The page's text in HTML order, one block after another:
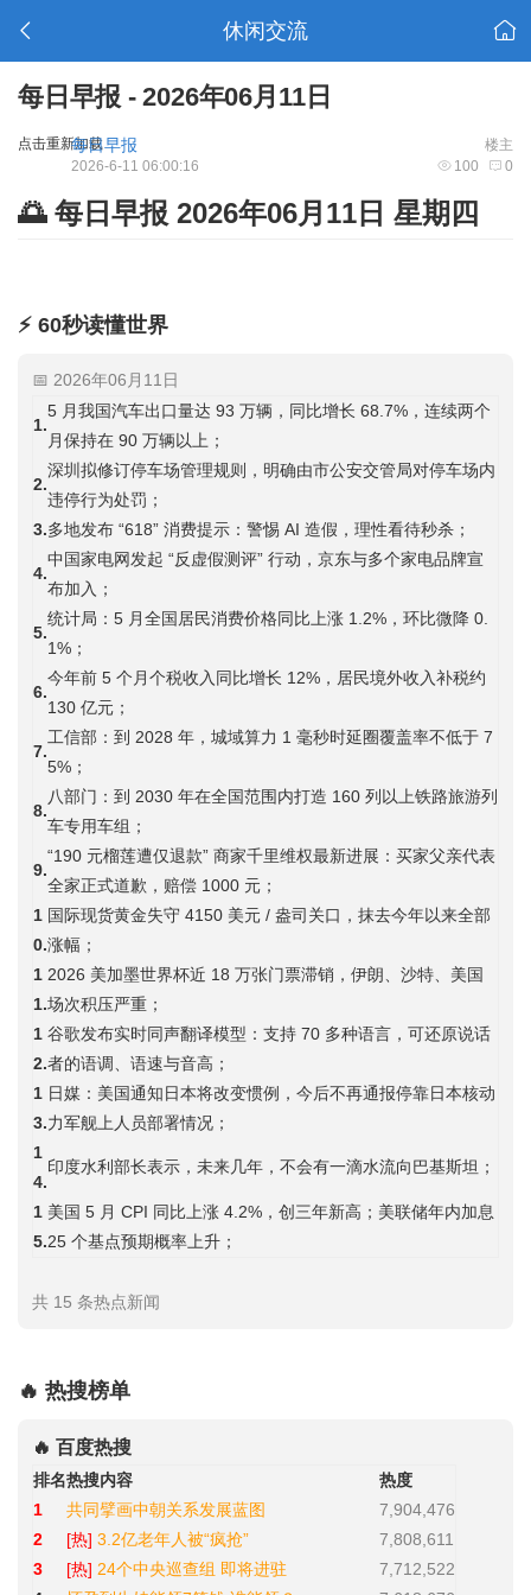
休闲交流
每日早报 - 2026年06月11日
点击重新加载 楼主
每日早报
100 0
2026-6-11 06:00:16
🌅 每日早报 2026年06月11日 星期四
⚡ 60秒读懂世界
📅 2026年06月11日
1.
5 月我国汽车出口量达 93 万辆，同比增长 68.7%，连续两个
月保持在 90 万辆以上；
2.
深圳拟修订停车场管理规则，明确由市公安交管局对停车场内
违停行为处罚；
3.多地发布 “618” 消费提示：警惕 AI 造假，理性看待秒杀；
4.
中国家电网发起 “反虚假测评” 行动，京东与多个家电品牌宣
布加入；
5.
统计局：5 月全国居民消费价格同比上涨 1.2%，环比微降 0.
1%；
6.
今年前 5 个月个税收入同比增长 12%，居民境外收入补税约
130 亿元；
7.
工信部：到 2028 年，城域算力 1 毫秒时延圈覆盖率不低于 7
5%；
8.
八部门：到 2030 年在全国范围内打造 160 列以上铁路旅游列
车专用车组；
9.
“190 元榴莲遭仅退款” 商家千里维权最新进展：买家父亲代表
全家正式道歉，赔偿 1000 元；
1
0.
国际现货黄金失守 4150 美元 / 盎司关口，抹去今年以来全部
涨幅；
1
1.
2026 美加墨世界杯近 18 万张门票滞销，伊朗、沙特、美国
场次积压严重；
1
2.
谷歌发布实时同声翻译模型：支持 70 多种语言，可还原说话
者的语调、语速与音高；
1
3.
日媒：美国通知日本将改变惯例，今后不再通报停靠日本核动
力军舰上人员部署情况；
1
4.
印度水利部长表示，未来几年，不会有一滴水流向巴基斯坦；
1
5.
美国 5 月 CPI 同比上涨 4.2%，创三年新高；美联储年内加息
25 个基点预期概率上升；
共 15 条热点新闻
🔥 热搜榜单
🔥 百度热搜
排名热搜内容
热度
1
共同擘画中朝关系发展蓝图
7,904,476
2
[热] 3.2亿老年人被“疯抢”
7,808,611
3
[热] 24个中央巡查组 即将进驻
7,712,522